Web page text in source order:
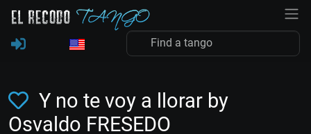
Y no te voy a llorar by
Osvaldo FRESEDO